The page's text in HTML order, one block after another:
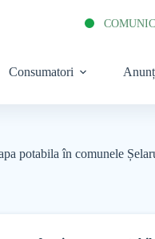
Consumatori
potabila în comunele